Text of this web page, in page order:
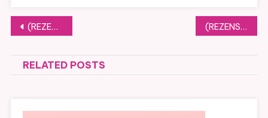
Beitragsnavigation
(REZENSION) Begierde in Bardolino von Claire Stern (Band 3) (REZENSION) Was du verschweigst von Jutta Maria Herrmann
RELATED POSTS